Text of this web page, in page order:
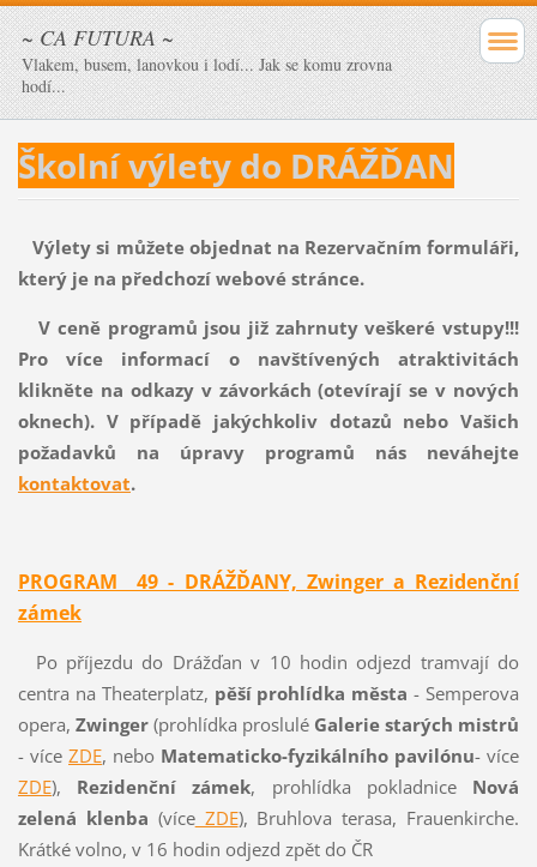
~ CA FUTURA ~
Vlakem, busem, lanovkou i lodí... Jak se komu zrovna
hodí...
Školní výlety do DRÁŽĎAN
Výlety si můžete objednat na Rezervačním formuláři,
který je na předchozí webové stránce.
V ceně programů jsou již zahrnuty veškeré vstupy!!!
Pro více informací o navštívených atraktivitách
klikněte na odkazy v závorkách (otevírají se v nových
oknech). V případě jakýchkoliv dotazů nebo Vašich
požadavků na úpravy programů nás neváhejte
kontaktovat.
PROGRAM 49 - DRÁŽĎANY, Zwinger a Rezidenční
zámek
Po příjezdu do Drážďan v 10 hodin odjezd tramvají do
centra na Theaterplatz, pěší prohlídka města - Semperova
opera, Zwinger (prohlídka proslulé Galerie starých mistrů
- více ZDE, nebo Matematicko-fyzikálního pavilónu- více
ZDE), Rezidenční zámek, prohlídka pokladnice Nová
zelená klenba (víceZDE), Bruhlova terasa, Frauenkirche.
Krátké volno, v 16 hodin odjezd zpět do ČR